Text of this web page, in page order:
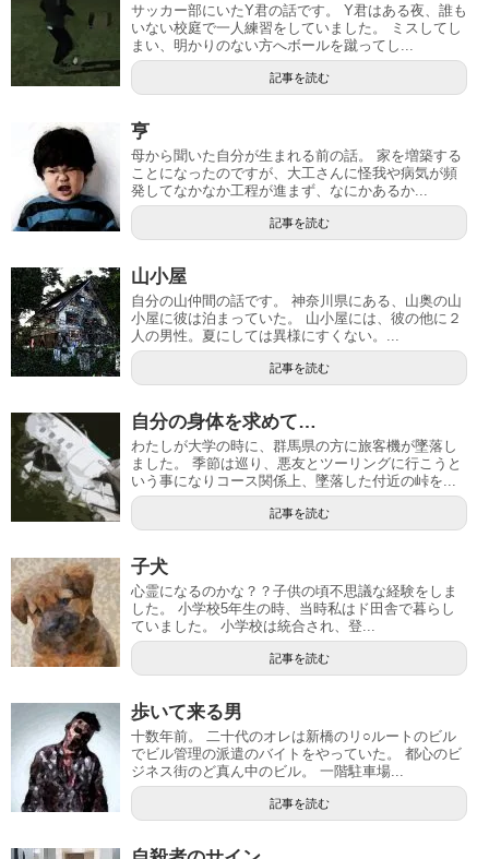
サッカー部にいたY君の話です。 Y君はある夜、誰も
いない校庭で一人練習をしていました。 ミスしてし
まい、明かりのない方へボールを蹴ってし...
記事を読む
亨
母から聞いた自分が生まれる前の話。 家を増築する
ことになったのですが、大工さんに怪我や病気が頻
発してなかなか工程が進まず、なにかあるか...
記事を読む
山小屋
自分の山仲間の話です。 神奈川県にある、山奥の山
小屋に彼は泊まっていた。 山小屋には、彼の他に２
人の男性。夏にしては異様にすくない。...
記事を読む
自分の身体を求めて…
わたしが大学の時に、群馬県の方に旅客機が墜落し
ました。 季節は巡り、悪友とツーリングに行こうと
いう事になりコース関係上、墜落した付近の峠を...
記事を読む
子犬
心霊になるのかな？？子供の頃不思議な経験をしま
した。 小学校5年生の時、当時私はド田舎で暮らし
ていました。 小学校は統合され、登...
記事を読む
歩いて来る男
十数年前。 二十代のオレは新橋のリ○ルートのビル
でビル管理の派遣のバイトをやっていた。 都心のビ
ジネス街のど真ん中のビル。 一階駐車場...
記事を読む